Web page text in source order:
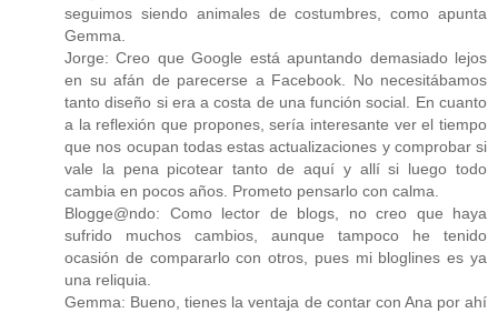
seguimos siendo animales de costumbres, como apunta
Gemma.
Jorge: Creo que Google está apuntando demasiado lejos
en su afán de parecerse a Facebook. No necesitábamos
tanto diseño si era a costa de una función social. En cuanto
a la reflexión que propones, sería interesante ver el tiempo
que nos ocupan todas estas actualizaciones y comprobar si
vale la pena picotear tanto de aquí y allí si luego todo
cambia en pocos años. Prometo pensarlo con calma.
Blogge@ndo: Como lector de blogs, no creo que haya
sufrido muchos cambios, aunque tampoco he tenido
ocasión de compararlo con otros, pues mi bloglines es ya
una reliquia.
Gemma: Bueno, tienes la ventaja de contar con Ana por ahí